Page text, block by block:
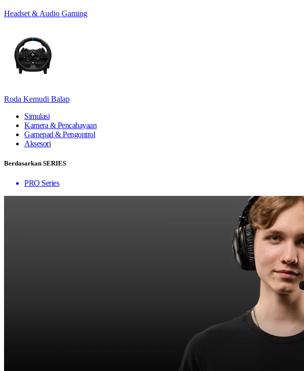
Headset & Audio Gaming
Roda Kemudi Balap
Simulasi
Kamera & Pencahayaan
Gamepad & Pengontrol
Aksesori
Berdasarkan SERIES
PRO Series